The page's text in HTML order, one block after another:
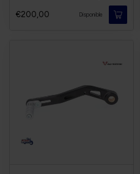
€200,00 Disponible